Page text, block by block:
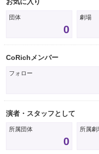
団体
0
劇場
CoRichメンバー
フォロー
演者・スタッフとして
所属団体
0
所属劇